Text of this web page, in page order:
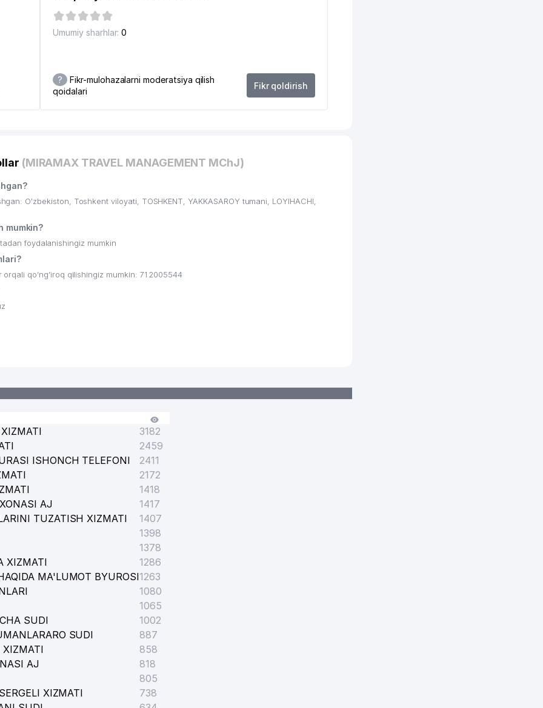
589 м
629 м
NAZORATGA IXTISOSLAShGAN MARKAZI
Umumiy sharhlar: 0
?
Fikr-mulohazalarni moderatsiya qilish
qoidalari
Fikr qoldirish
(MIRAMAX TRAVEL MANAGEMENT MChJ)
O'zbekiston, Toshkent viloyati, TOSHKENT, YAKKASAROY tumani, LOYIHACHI,
mumkin?
foydalanishingiz mumkin
qo’ng’iroq qilishingiz mumkin: 71 2005544
3182
2459
ISHONCH TELEFONI
2411
2172
1418
AJ
1417
TUZATISH XIZMATI
1407
1398
1378
XIZMATI
1286
MA'LUMOT BYUROSI1263
1080
1065
SUDI
1002
SUDI
887
XIZMATI
858
AJ
818
805
XIZMATI
738